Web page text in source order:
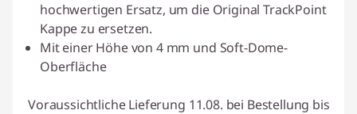
hochwertigen Ersatz, um die Original TrackPoint
Kappe zu ersetzen.
Mit einer Höhe von 4 mm und Soft-Dome-
Oberfläche
Voraussichtliche Lieferung 11.08. bei Bestellung bis